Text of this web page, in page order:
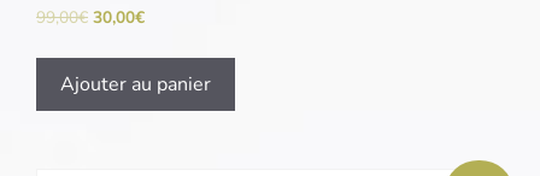
99,00€ 30,00€
Ajouter au panier